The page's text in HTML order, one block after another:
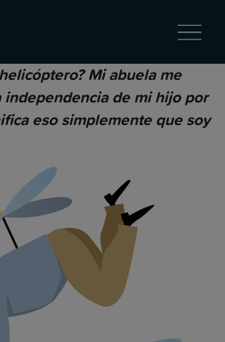
Mi abuela me
independencia de mi hijo por
eso simplemente que soy